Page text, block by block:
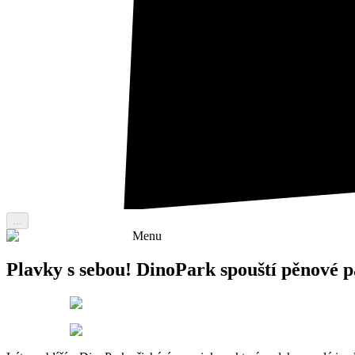
Menu
Plavky s sebou! DinoPark spouští pěnové